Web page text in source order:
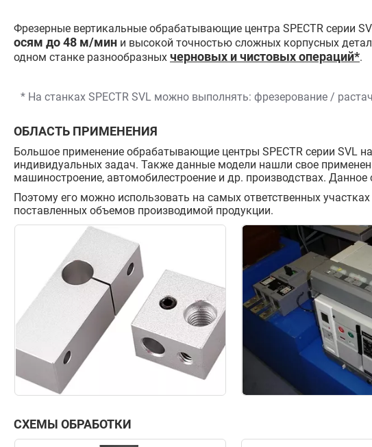
Фрезерные вертикальные обрабатывающие центра SPECTR серии
осям до 48 м/мин и высокой точностью сложных корпусных
одном станке разнообразных черновых и чистовых операций*.
* На станках SPECTR SVL можно выполнять: фрезерование /
ОБЛАСТЬ ПРИМЕНЕНИЯ
Большое применение обрабатывающие центры SPECTR серии SVL
индивидуальных задач. Также данные модели нашли свое
машиностроение, автомобилестроение и др. производствах.
Поэтому его можно использовать на самых ответственных
поставленных объемов производимой продукции.
СХЕМЫ ОБРАБОТКИ